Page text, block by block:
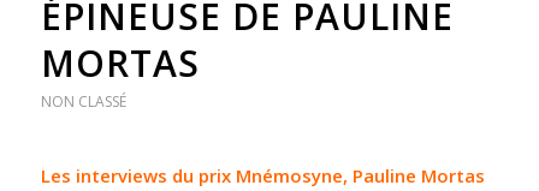
ÉPINEUSE DE PAULINE
MORTAS
NON CLASSÉ
Les interviews du prix Mnémosyne, Pauline Mortas